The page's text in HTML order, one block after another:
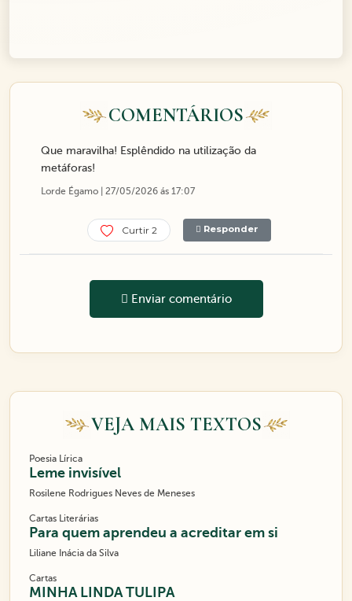
COMENTÁRIOS
Que maravilha! Esplêndido na utilização da
metáforas!
Lorde Égamo | 27/05/2026 ás 17:07
Curtir 2 Responder
Enviar comentário
VEJA MAIS TEXTOS
Poesia Lírica
Leme invisível
Rosilene Rodrigues Neves de Meneses
Cartas Literárias
Para quem aprendeu a acreditar em si
Liliane Inácia da Silva
Cartas
MINHA LINDA TULIPA